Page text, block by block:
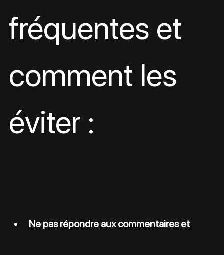
fréquentes et
comment les
éviter :
Ne pas répondre aux commentaires et